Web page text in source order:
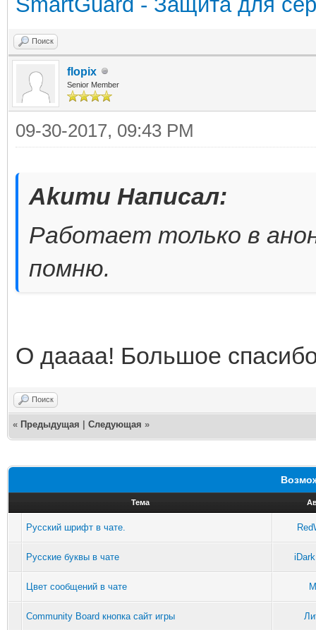
Поиск
flopix
Senior Member
09-30-2017, 09:43 PM
Akumu Написал:
Работает только в
помню.
О даааа! Большое
Поиск
« Предыдущая Следующая »
Тема
Русский шрифт в чате.
Русские буквы в чате
Цвет сообщений в чате
Community Board кнопка сайт игры